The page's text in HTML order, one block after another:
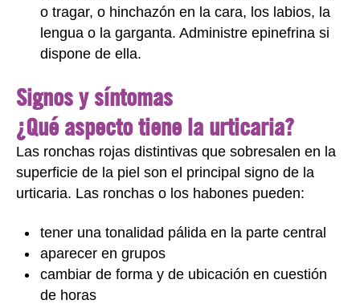
o tragar, o hinchazón en la cara, los labios, la
lengua o la garganta. Administre epinefrina si
dispone de ella.
Signos y síntomas
¿Qué aspecto tiene la urticaria?
Las ronchas rojas distintivas que sobresalen en la
superficie de la piel son el principal signo de la
urticaria. Las ronchas o los habones pueden:
tener una tonalidad pálida en la parte central
aparecer en grupos
cambiar de forma y de ubicación en cuestión
de horas